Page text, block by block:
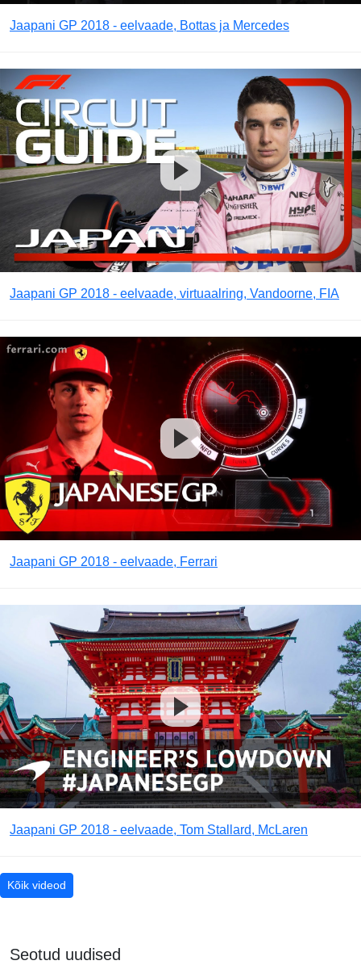
Jaapani GP 2018 - eelvaade, Bottas ja Mercedes
Jaapani GP 2018 - eelvaade, virtuaalring, Vandoorne, FIA
Jaapani GP 2018 - eelvaade, Ferrari
Jaapani GP 2018 - eelvaade, Tom Stallard, McLaren
Kõik videod
Seotud uudised